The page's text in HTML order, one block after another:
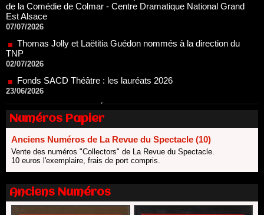
Thomas Jolly et Laëtitia Guédon nommés à la direction du
TNP
02/07/2026
Fonds SACD Théâtre : les lauréats 2026
23/06/2026
20/06/2026
18/06/2026
Les 10 lauréats du Fonds Grandes Formes Théâtre 2026
SACD
13/06/2026
Nomination de Nathalie Garraud et Olivier Saccomano à la
direction du Théâtre de Gennevilliers - CDN
13/06/2026
Dispositif SACD Auteurs d'espaces : les lauréats 2026
Numéros Papier
Anciens Numéros de La Revue du Spectacle (10)
Vente des numéros "Collectors" de La Revue du Spectacle.
10 euros l'exemplaire, frais de port compris.
Anciens Numéros